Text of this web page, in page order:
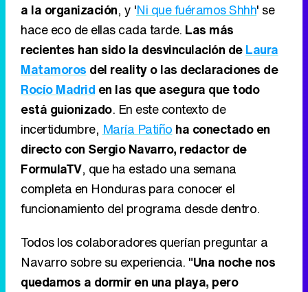
a la organización, y 'Ni que fuéramos Shhh' se
hace eco de ellas cada tarde. Las más
recientes han sido la desvinculación deLaura
Matamoros del reality o las declaraciones de
Rocío Madrid en las que asegura que todo
está guionizado. En este contexto de
incertidumbre, María Patiño ha conectado en
directo con Sergio Navarro, redactor de
FormulaTV, que ha estado una semana
completa en Honduras para conocer el
funcionamiento del programa desde dentro.
Todos los colaboradores querían preguntar a
Navarro sobre su experiencia. "Una noche nos
quedamos a dormir en una playa, pero